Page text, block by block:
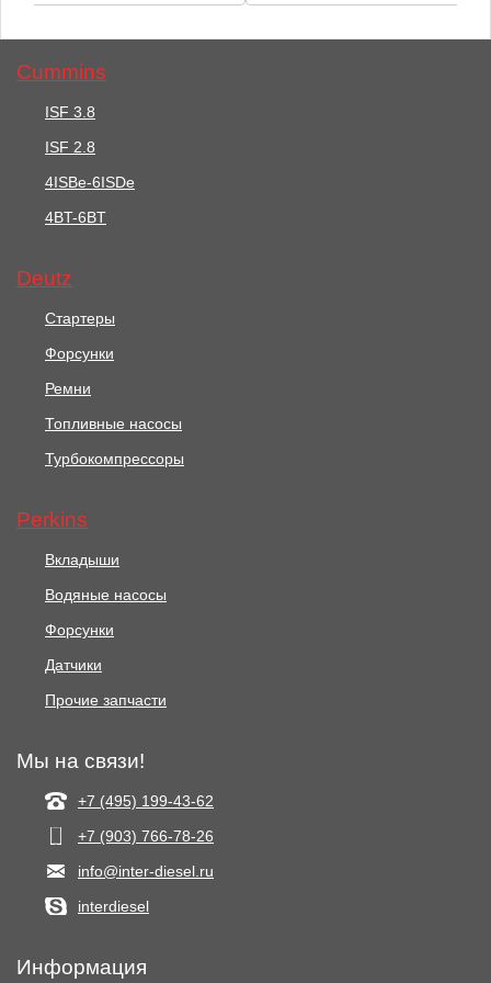
11550 руб.
Жгут Проводов
Cummins
ISF 3.8
ISF 2.8
4ISBe-6ISDe
4BT-6BT
Deutz
Стартеры
Форсунки
Ремни
Топливные насосы
Турбокомпрессоры
Perkins
Вкладыши
Водяные насосы
Форсунки
Датчики
Прочие запчасти
Мы на связи!
+7 (495) 199-43-62
+7 (903) 766‑78-26
info@inter-diesel.ru
interdiesel
Информация